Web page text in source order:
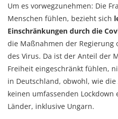
Um es vorwegzunehmen: Die
Menschen fühlen, bezieht sich
Einschränkungen durch die
die Maßnahmen der
des Virus. Da ist der Anteil der
Freiheit eingeschränkt fühlen,
in Deutschland, obwohl, wie
keinen umfassenden
Länder, inklusive Ungarn.